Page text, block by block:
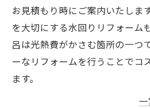
お見積もり時にご案内いたしま
を大切にする水回りリフォーム
呂は光熱費がかさむ箇所の一つ
ーなリフォームを行うことでコ
ます。